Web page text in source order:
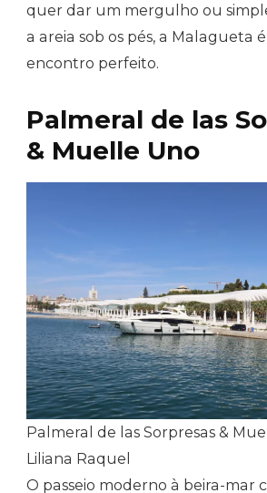
quer dar um mergulho ou
a areia sob os pés, a Malagueta
encontro perfeito.
Palmeral de las
& Muelle Uno
Palmeral de las Sorpresas &
Liliana Raquel
O passeio moderno à beira-mar